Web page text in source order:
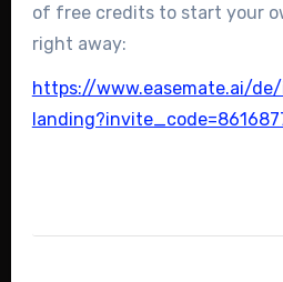
of free credits to start your
right away:
https://www.easemate.ai/